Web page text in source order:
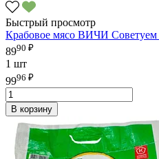
Быстрый просмотр
Крабовое мясо ВИЧИ Советуем
8990 ₽
1 шт
9996 ₽
В корзину